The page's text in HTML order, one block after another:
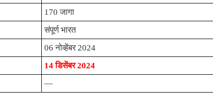
170 जागा
संपूर्ण भारत
06 नोव्हेंबर 2024
14 डिसेंबर 2024
—